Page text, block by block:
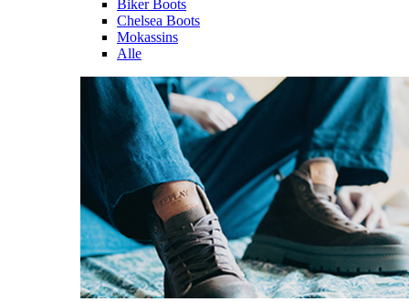
Biker Boots
Chelsea Boots
Mokassins
Alle